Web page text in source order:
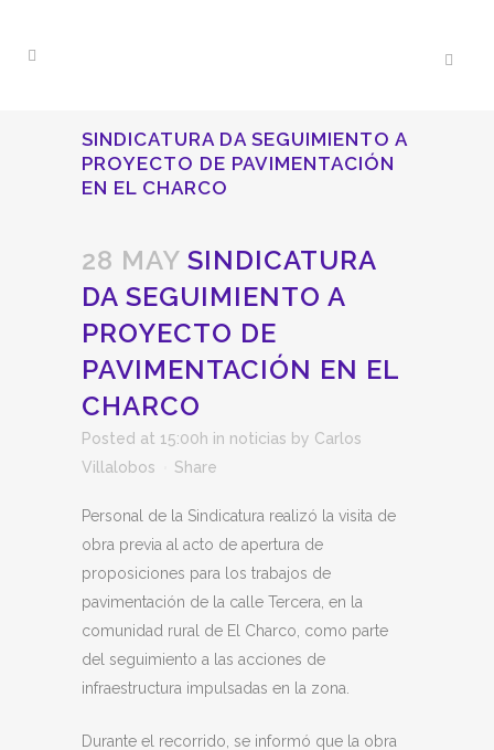
SINDICATURA DA SEGUIMIENTO A
PROYECTO DE PAVIMENTACIÓN
EN EL CHARCO
28 MAY SINDICATURA
DA SEGUIMIENTO A
PROYECTO DE
PAVIMENTACIÓN EN EL
CHARCO
Posted at 15:00h in noticias by Carlos
Villalobos
Share
Personal de la Sindicatura realizó la visita de
obra previa al acto de apertura de
proposiciones para los trabajos de
pavimentación de la calle Tercera, en la
comunidad rural de El Charco, como parte
del seguimiento a las acciones de
infraestructura impulsadas en la zona.
Durante el recorrido, se informó que la obra